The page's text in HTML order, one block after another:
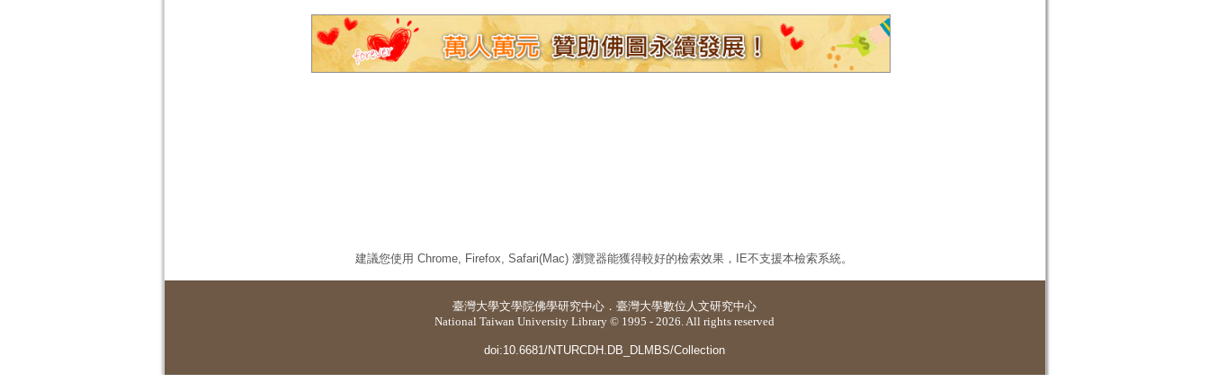
建議您使用 Chrome, Firefox, Safari(Mac) 瀏覽器能獲得較好的檢索效果，IE不支援本檢索系統。
臺灣大學文學院佛學研究中心 ． 臺灣大學數位人文研究中心
National Taiwan University Library © 1995 - 2026. All rights reserved
doi:10.6681/NTURCDH.DB_DLMBS/Collection